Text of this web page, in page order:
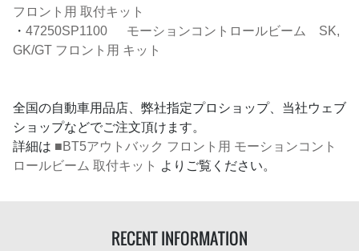
フロント用 取付キット
・ 47250SP1100 モーションコントロールビーム SK,
GK/GT フロント用 キット
全国の自動車用品店、弊社指定プロショップ、当社ウェブ
ショップなどでご注文頂けます。
詳細は ■BT5アウトバック フロント用 モーションコント
ロールビーム 取付キット よりご覧ください。
RECENT INFORMATION